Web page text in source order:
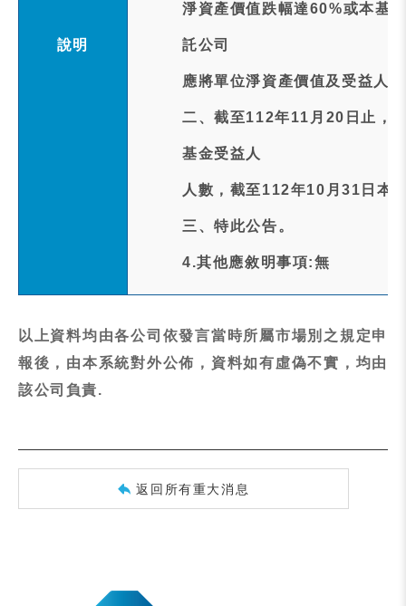
說明
淨資產價值跌幅達60%或本基
託公司
應將單位淨資產價值及受益人
二、截至112年11月20日止，
基金受益人
人數，截至112年10月31日本
三、特此公告。
4.其他應敘明事項:無
以上資料均由各公司依發言當時所屬市場別之規定申
報後，由本系統對外公佈，資料如有虛偽不實，均由
該公司負責.
返回所有重大消息